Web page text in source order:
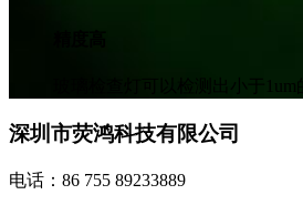
玻璃检查灯可以检测出小于1um
深圳市荧鸿科技有限公司
电话：86 755 89233889